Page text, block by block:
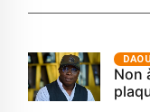
Non